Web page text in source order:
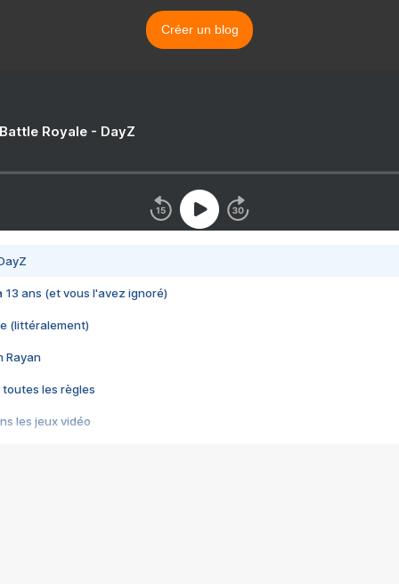
Créer un blog
Royale - DayZ
13 ans (et vous l'avez ignoré)
(littéralement)
Rayan
toutes les règles
les jeux vidéo